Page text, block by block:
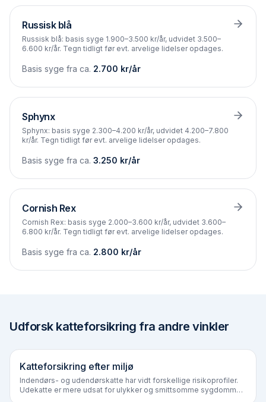
Russisk blå
Russisk blå: basis syge 1.900–3.500 kr/år, udvidet 3.500–
6.600 kr/år. Tegn tidligt før evt. arvelige lidelser opdages.
Basis syge fra ca. 2.700 kr/år
Sphynx
Sphynx: basis syge 2.300–4.200 kr/år, udvidet 4.200–7.800
kr/år. Tegn tidligt før evt. arvelige lidelser opdages.
Basis syge fra ca. 3.250 kr/år
Cornish Rex
Cornish Rex: basis syge 2.000–3.600 kr/år, udvidet 3.600–
6.800 kr/år. Tegn tidligt før evt. arvelige lidelser opdages.
Basis syge fra ca. 2.800 kr/år
Udforsk katteforsikring fra andre vinkler
Katteforsikring efter miljø
Indendørs- og udendørskatte har vidt forskellige risikoprofiler.
Udekatte er mere udsat for ulykker og smittsomme sygdomme,